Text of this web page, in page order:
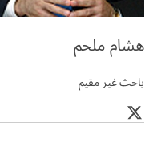
هشام ملحم
باحث غير مقيم